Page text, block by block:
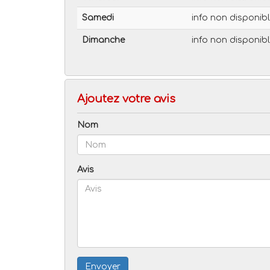
Samedi info non
Dimanche info non
Ajoutez votre avis
Nom
Avis
Envoyer